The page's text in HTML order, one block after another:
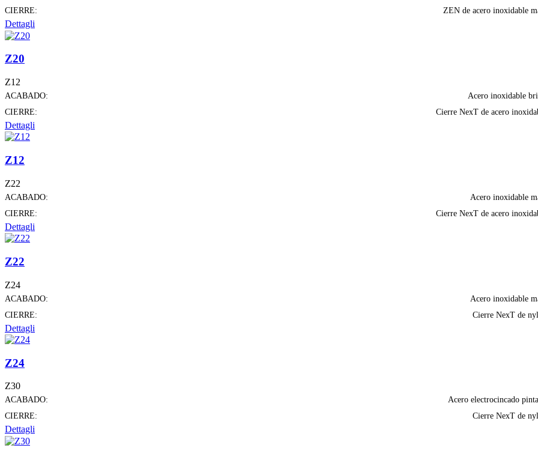
CIERRE:
ZEN de acero inoxidable
Dettagli
Z20
Z12
ACABADO:
Acero inoxidable
CIERRE:
Cierre NexT de acero
Dettagli
Z12
Z22
ACABADO:
Acero inoxidable
CIERRE:
Cierre NexT de acero
Dettagli
Z22
Z24
ACABADO:
Acero inoxidable
CIERRE:
Cierre NexT de
Dettagli
Z24
Z30
ACABADO:
Acero electrocincado
CIERRE:
Cierre NexT de
Dettagli